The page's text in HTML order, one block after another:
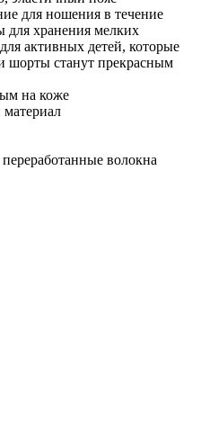
для ношения в течение
для хранения мелких
активных детей, которые
шорты станут прекрасным
на коже
волокна